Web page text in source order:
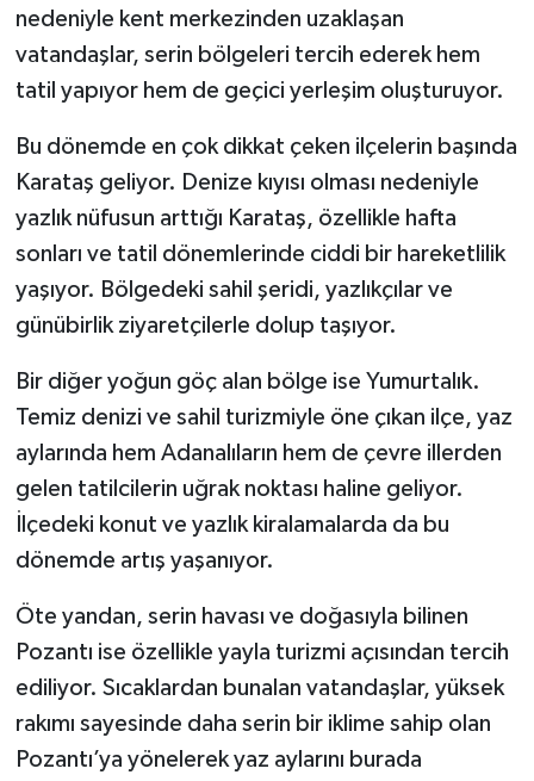
nedeniyle kent merkezinden uzaklaşan
vatandaşlar, serin bölgeleri tercih ederek hem
tatil yapıyor hem de geçici yerleşim oluşturuyor.
Bu dönemde en çok dikkat çeken ilçelerin başında
Karataş geliyor. Denize kıyısı olması nedeniyle
yazlık nüfusun arttığı Karataş, özellikle hafta
sonları ve tatil dönemlerinde ciddi bir hareketlilik
yaşıyor. Bölgedeki sahil şeridi, yazlıkçılar ve
günübirlik ziyaretçilerle dolup taşıyor.
Bir diğer yoğun göç alan bölge ise Yumurtalık.
Temiz denizi ve sahil turizmiyle öne çıkan ilçe, yaz
aylarında hem Adanalıların hem de çevre illerden
gelen tatilcilerin uğrak noktası haline geliyor.
İlçedeki konut ve yazlık kiralamalarda da bu
dönemde artış yaşanıyor.
Öte yandan, serin havası ve doğasıyla bilinen
Pozantı ise özellikle yayla turizmi açısından tercih
ediliyor. Sıcaklardan bunalan vatandaşlar, yüksek
rakımı sayesinde daha serin bir iklime sahip olan
Pozantı’ya yönelerek yaz aylarını burada